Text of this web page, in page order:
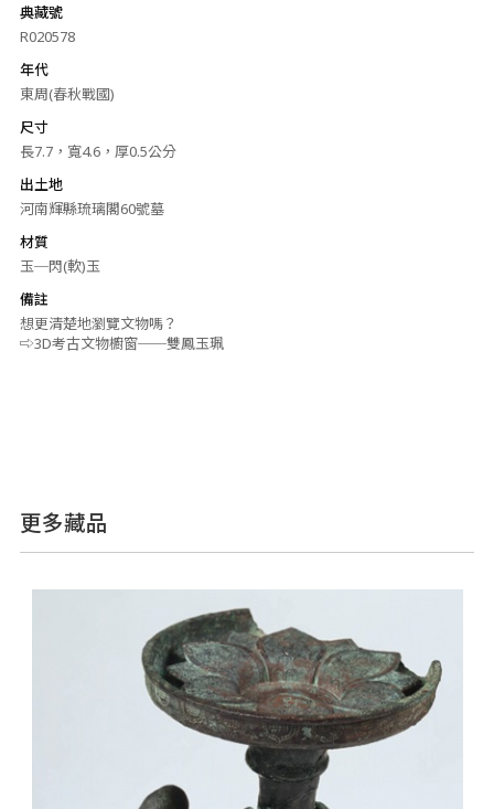
典藏號
R020578
年代
東周(春秋戰國)
尺寸
長7.7，寬4.6，厚0.5公分
出土地
河南輝縣琉璃閣60號墓
材質
玉─閃(軟)玉
備註
想更清楚地瀏覽文物嗎？
⇨3D考古文物櫥窗──雙鳳玉珮
更多藏品